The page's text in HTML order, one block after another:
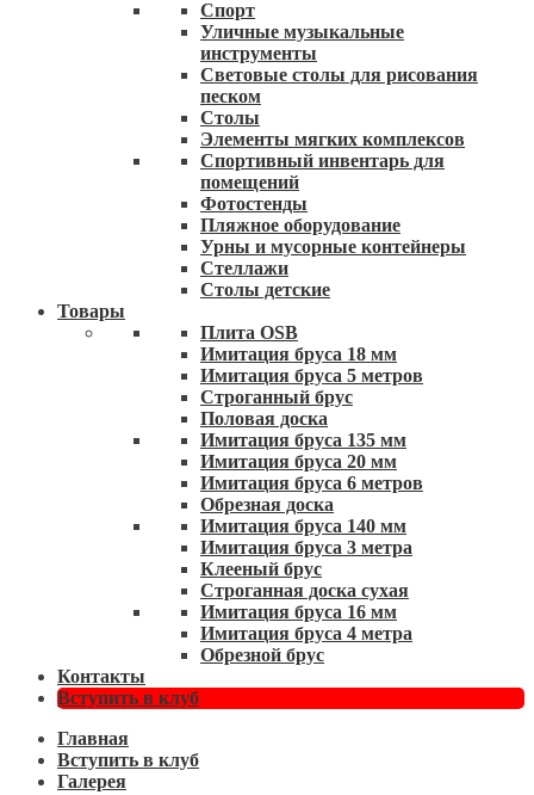
Спорт
Уличные музыкальные
инструменты
Световые столы для рисования
песком
Столы
Элементы мягких комплексов
Спортивный инвентарь для
помещений
Фотостенды
Пляжное оборудование
Урны и мусорные контейнеры
Стеллажи
Столы детские
Товары
Плита OSB
Имитация бруса 18 мм
Имитация бруса 5 метров
Строганный брус
Половая доска
Имитация бруса 135 мм
Имитация бруса 20 мм
Имитация бруса 6 метров
Обрезная доска
Имитация бруса 140 мм
Имитация бруса 3 метра
Клееный брус
Строганная доска сухая
Имитация бруса 16 мм
Имитация бруса 4 метра
Обрезной брус
Контакты
Вступить в клуб
Главная
Вступить в клуб
Галерея